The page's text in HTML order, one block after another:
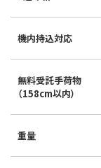
機内持込対応
無料受託手荷物
（158cm以内）
重量